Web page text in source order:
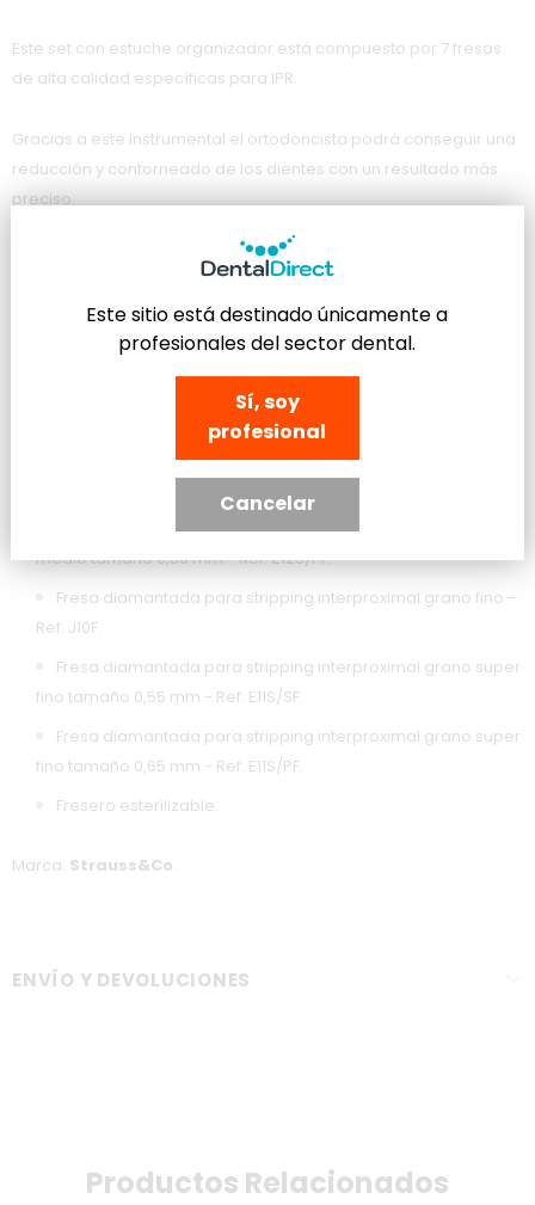
Este set con estuche organizador está compuesto por 7 fresas
de alta calidad específicas para IPR.
Gracias a este instrumental el ortodoncista podrá conseguir una
reducción y contorneado de los dientes con un resultado más
preciso.
Contenido del kit ortodoncia:
Fresa diamantada para stripping interproximal grano super
fino tamaño 0,30 mm - Ref: J316SF.
Fresa diamantada para stripping interproximal grano
medio tamaño 0,40 mm - Ref: J316PF.
Fresa diamantada para stripping interproximal grano super
Fresa diamantada para stripping interproximal grano
medio tamaño 0,50 mm - Ref: Z12S/PF.
Fresa diamantada para stripping interproximal grano fino -
Ref: J10F.
Fresa diamantada para stripping interproximal grano super
fino tamaño 0,55 mm - Ref: E11S/SF.
Fresa diamantada para stripping interproximal grano super
fino tamaño 0,65 mm - Ref: E11S/PF.
Fresero esterilizable.
Marca: Strauss&Co.
ENVÍO Y DEVOLUCIONES
Productos Relacionados
Este sitio está destinado únicamente a
profesionales del sector dental.
Sí, soy
profesional
Cancelar